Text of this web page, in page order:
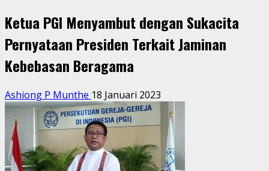
Ketua PGI Menyambut dengan Sukacita
Pernyataan Presiden Terkait Jaminan
Kebebasan Beragama
Ashiong P Munthe 18 Januari 2023